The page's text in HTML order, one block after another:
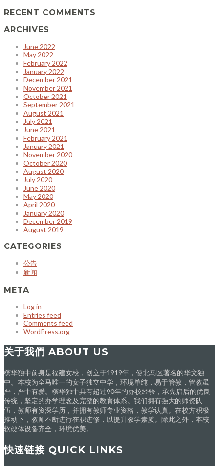
RECENT COMMENTS
ARCHIVES
June 2022
May 2022
February 2022
January 2022
December 2021
November 2021
October 2021
September 2021
August 2021
July 2021
June 2021
February 2021
January 2021
November 2020
October 2020
August 2020
July 2020
June 2020
May 2020
April 2020
January 2020
December 2019
August 2019
CATEGORIES
公告
新闻
META
Log in
Entries feed
Comments feed
WordPress.org
关于我們 ABOUT US
槟华独中前身是福建女校，创立于1919年，使北马区著名的华文独
中。本校为全马唯一的女子独立中学，环境单纯，易于管教，管教虽
严，严中有爱。槟华独中具有超过90年的办校经验，承先启后的优良
传统，坚定的办学理念及完整的教育体系。我们拥有强大的师资队
伍，教师有资深学历，并拥有教师专业资格，教学认真。在校方积极
推动下，教师不断进行在职进修，以提升教学素质。除此之外，本校
软硬体设备齐全，环境优美。
快速链接 QUICK LINKS